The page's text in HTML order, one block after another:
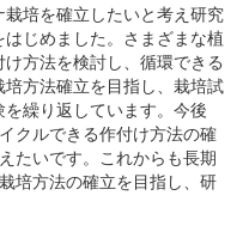
栽培を確立したいと考え研究
はじめました。さまざまな植
け方法を検討し、循環できる
培方法確立を目指し、栽培試
を繰り返しています。今後
クルできる作付け方法の確
たいです。これからも長期
培方法の確立を目指し、研